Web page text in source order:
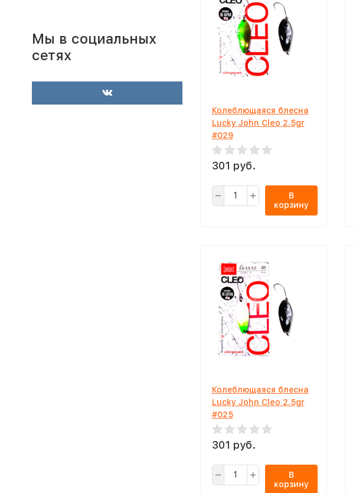
Колеблющаяся блесна
Lucky John Cleo 2.5gr
#029
301 руб.
В
корзину
Колеблющаяся блесна
Lucky John Cleo 2.5gr
#025
301 руб.
В
корзину
Мы в социальных
сетях